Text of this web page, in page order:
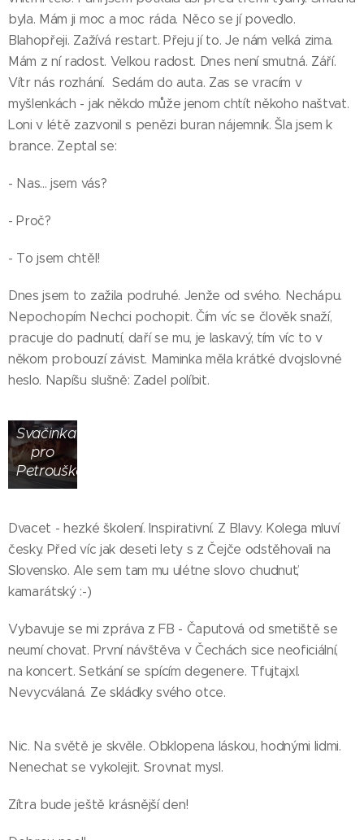
byla. Mám ji moc a moc ráda. Něco se jí povedlo.
Blahopřeji. Zažívá restart. Přeju jí to. Je nám velká zima.
Mám z ní radost. Velkou radost. Dnes není smutná. Září.
Vítr nás rozhání. Sedám do auta. Zas se vracím v
myšlenkách - jak někdo může jenom chtít někoho naštvat.
Loni v létě zazvonil s penězi buran nájemník. Šla jsem k
brance. Zeptal se:
- Nas... jsem vás?
- Proč?
- To jsem chtěl!
Dnes jsem to zažila podruhé. Jenže od svého. Nechápu.
Nepochopím Nechci pochopit. Čím víc se člověk snaží,
pracuje do padnutí, daří se mu, je laskavý, tím víc to v
někom probouzí závist. Maminka měla krátké dvojslovné
heslo. Napíšu slušně: Zadel políbit.
Povedly
se,
Svačinka
pro
Petrouška
Dvacet - hezké školení. Inspirativní. Z Blavy. Kolega mluví
česky. Před víc jak deseti lety s z Čejče odstěhovali na
Slovensko. Ale sem tam mu ulétne slovo chudnuť,
kamarátský :-)
Vybavuje se mi zpráva z FB - Čaputová od smetiště se
neumí chovat. První návštěva v Čechách sice neoficiální,
na koncert. Setkání se spícím degenere. Tfujtajxl.
Nevycválaná. Ze skládky svého otce.
Nic. Na světě je skvěle. Obklopena láskou, hodnými lidmi.
Nenechat se vykolejit. Srovnat mysl.
Zítra bude ještě krásnější den!